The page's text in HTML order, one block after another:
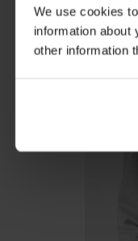
We use cookies
information about
other information